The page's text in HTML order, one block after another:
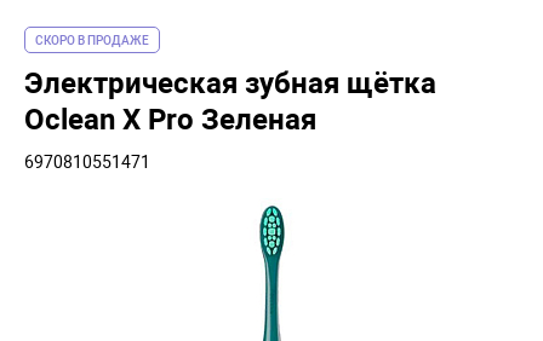
СКОРО В ПРОДАЖЕ
Электрическая зубная щётка
Oclean X Pro Зеленая
6970810551471